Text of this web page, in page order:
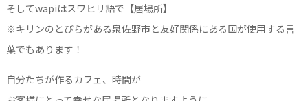
そしてwapiはスワヒリ語で【居場所】
※キリンのとびらがある泉佐野市と友好関係にある国が使用する言
葉でもあります！
自分たちが作るカフェ、時間が